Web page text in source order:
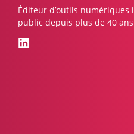
Éditeur d’outils
public depuis plus de 40 ans